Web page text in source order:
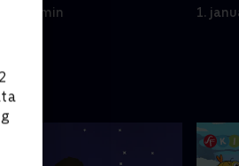
• 22 min 1.